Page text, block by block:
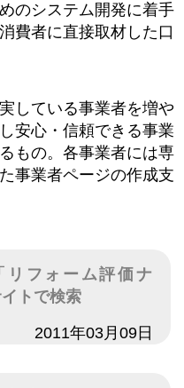
のシステム開発に着手
費者に直接取材した口
している事業者を増や
安心・信頼できる事業
もの。各事業者には専
事業者ページの作成支
フォーム評価ナ
トで検索
2011年03月09日